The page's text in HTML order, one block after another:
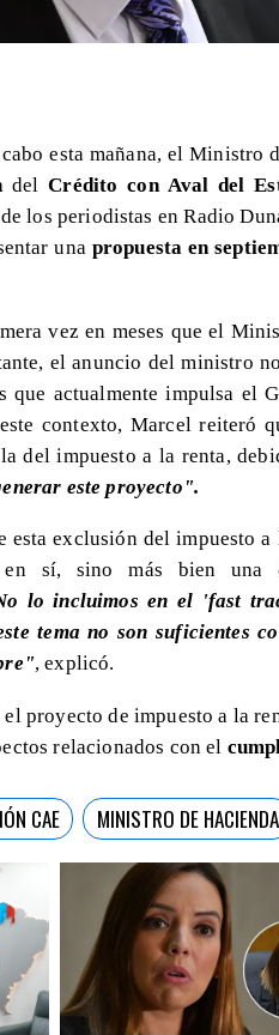
esta mañana, el Ministro
delCrédito con Aval del
los periodistas en Radio
una propuesta en
vez en meses que el
el anuncio del ministro
que actualmente impulsa el
contexto, Marcel reiteró
del impuesto a la renta,
este proyecto".
exclusión del impuesto
en sí, sino más bien una
lo incluimos en el 'fast
tema no son suficientes
, explicó.
proyecto de impuesto a la
relacionados con el
CAE MINISTRO DE HACIENDA